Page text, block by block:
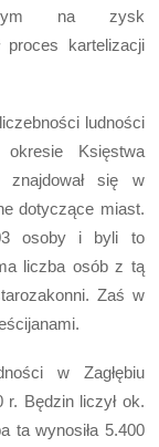
na zysk
proces kartelizacji
ludności
Księstwa
znajdował się w
dotyczące miast.
osoby i byli to
liczba osób z tą
Zaś w
w Zagłębiu
Będzin liczył ok.
ta wynosiła 5.400